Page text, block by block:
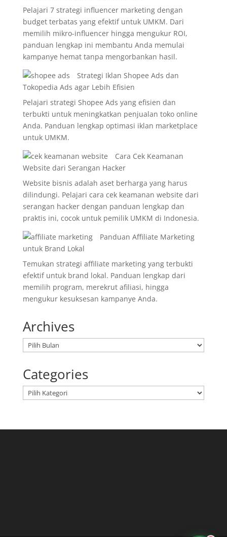
Pelajari 7 strategi influencer marketing dengan
budget terbatas yang efektif untuk UMKM. Dari
memilih mikro-influencer hingga mengukur ROI,
panduan lengkap ini membantu Anda memulai
kampanye hemat tanpa mengorbankan hasil.
Strategi Iklan Shopee Ads dan
Tokopedia Ads agar Lebih Efisien
Pelajari strategi Shopee Ads yang efisien dan
terbukti untuk meningkatkan penjualan toko online
Anda. Panduan lengkap optimasi iklan marketplace
untuk UMKM.
Cara Cek Keamanan
Website dari Serangan Hacker
Website bisnis adalah aset berharga yang harus
dilindungi. Pelajari cara cek keamanan website dari
serangan hacker dengan panduan lengkap dan
praktis ini, cocok untuk pemilik UMKM di Indonesia.
Panduan Affiliate Marketing
untuk Brand Lokal
Temukan strategi affiliate marketing yang terbukti
efektif untuk brand lokal. Panduan lengkap dari
memilih program, merekrut afiliasi, hingga
mengukur kesuksesan kampanye Anda.
Archives
Arsip
Categories
Kategori